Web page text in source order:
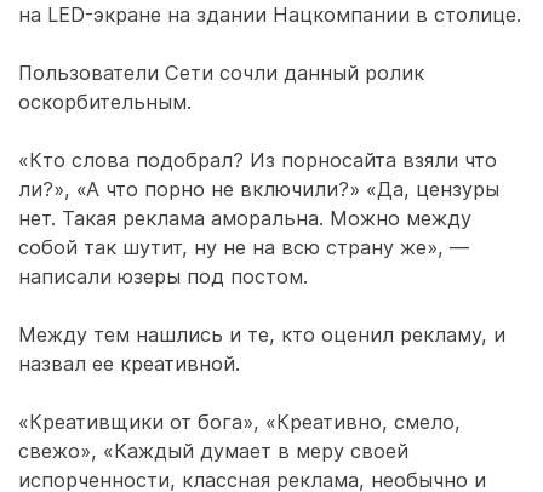
на LED-экране на здании Нацкомпании в столице.
Пользователи Сети сочли данный ролик
оскорбительным.
«Кто слова подобрал? Из порносайта взяли что
ли?», «А что порно не включили?» «Да, цензуры
нет. Такая реклама аморальна. Можно между
собой так шутит, ну не на всю страну же», —
написали юзеры под постом.
Между тем нашлись и те, кто оценил рекламу, и
назвал ее креативной.
«Креативщики от бога», «Креативно, смело,
свежо», «Каждый думает в меру своей
испорченности, классная реклама, необычно и